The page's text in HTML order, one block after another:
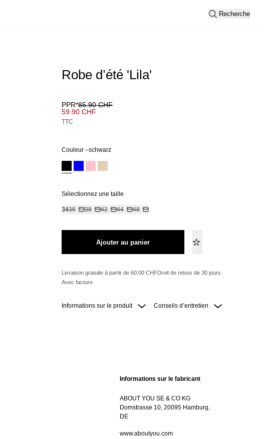
Recherche
Robe d’été 'Lila'
PPR*85.90 CHF
59.90 CHF
TTC
Couleur –schwarz
Sélectionnez une taille
3436 38 42 44 48
Ajouter au panier
Livraison gratuite à partir de 60.00 CHFDroit de retour de 30 jours
Avec facture
Informations sur le produit Conseils d’entretien
Informations sur le fabricant
ABOUT YOU SE & CO KG
Domstrasse 10, 20095 Hamburg,
DE
www.aboutyou.com